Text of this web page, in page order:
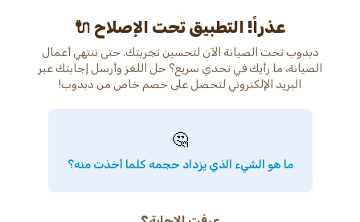
عذراً! التطبيق تحت الإصلاح 🔌
دبدوب تحت الصيانة الآن لتحسين تجربتك. حتى ننتهي أعمال
الصيانة، ما رأيك في تحدي سريع؟ حل اللغز وأرسل إجابتك عبر
البريد الإلكتروني لتحصل على خصم خاص من دبدوب!
🤔
ما هو الشيء الذي يزداد حجمه كلما أخذت منه؟